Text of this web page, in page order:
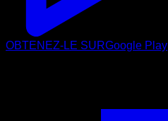
OBTENEZ-LE SURGoogle Play